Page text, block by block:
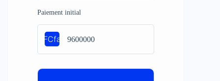
Paiement initial
FCfa